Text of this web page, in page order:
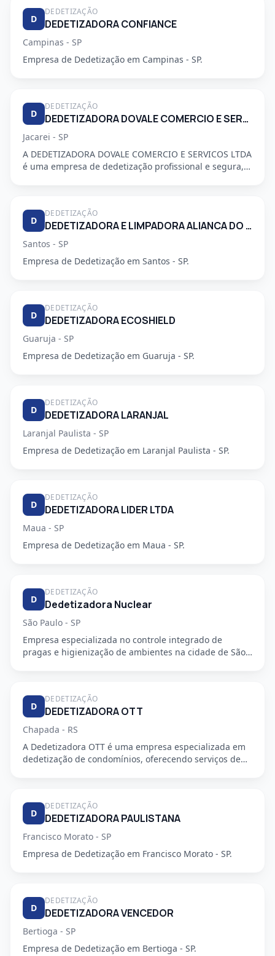
D
DEDETIZAÇÃO
DEDETIZADORA CONFIANCE
Campinas - SP
Empresa de Dedetização em Campinas - SP.
D
DEDETIZAÇÃO
DEDETIZADORA DOVALE COMERCIO E SERVICO LTDA
Jacarei - SP
A DEDETIZADORA DOVALE COMERCIO E SERVICOS LTDA
é uma empresa de dedetização profissional e segura,
D
DEDETIZAÇÃO
DEDETIZADORA E LIMPADORA ALIANCA DO LITORAL LTDA
Santos - SP
Empresa de Dedetização em Santos - SP.
D
DEDETIZAÇÃO
DEDETIZADORA ECOSHIELD
Guaruja - SP
Empresa de Dedetização em Guaruja - SP.
D
DEDETIZAÇÃO
DEDETIZADORA LARANJAL
Laranjal Paulista - SP
Empresa de Dedetização em Laranjal Paulista - SP.
D
DEDETIZAÇÃO
DEDETIZADORA LIDER LTDA
Maua - SP
Empresa de Dedetização em Maua - SP.
D
DEDETIZAÇÃO
Dedetizadora Nuclear
São Paulo - SP
Empresa especializada no controle integrado de
pragas e higienização de ambientes na cidade de São
D
DEDETIZAÇÃO
DEDETIZADORA OTT
Chapada - RS
A Dedetizadora OTT é uma empresa especializada em
dedetização de condomínios, oferecendo serviços de
D
DEDETIZAÇÃO
DEDETIZADORA PAULISTANA
Francisco Morato - SP
Empresa de Dedetização em Francisco Morato - SP.
D
DEDETIZAÇÃO
DEDETIZADORA VENCEDOR
Bertioga - SP
Empresa de Dedetização em Bertioga - SP.